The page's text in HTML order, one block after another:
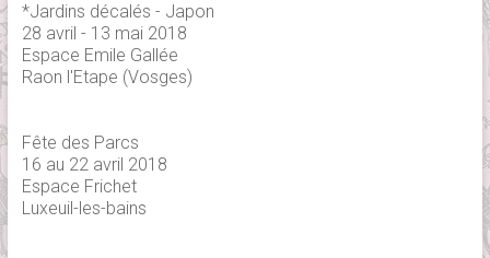
*Jardins décalés - Japon
28 avril - 13 mai 2018
Espace Emile Gallée
Raon l'Etape (Vosges)
Fête des Parcs
16 au 22 avril 2018
Espace Frichet
Luxeuil-les-bains